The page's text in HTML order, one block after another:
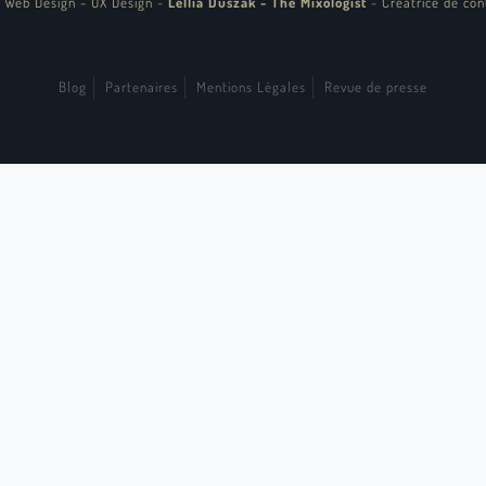
Blog Partenaires Mentions Légales Revue de presse